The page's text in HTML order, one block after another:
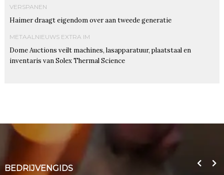
VERSPANEN
Haimer draagt eigendom over aan tweede generatie
METAALNIEUWS EXTRA IM
Dome Auctions veilt machines, lasapparatuur, plaatstaal en
inventaris van Solex Thermal Science
BEDRIJVENGIDS